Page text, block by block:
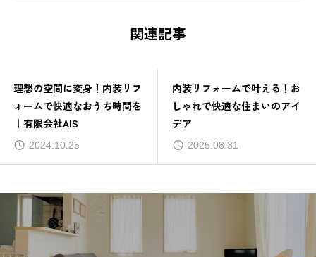
関連記事
理想の空間に変身！内装リフ
ォームで快適なおうち時間を
｜有限会社AIS
2024.10.25
内装リフォームで叶える！お
しゃれで快適な住まいのアイ
デア
2025.08.31